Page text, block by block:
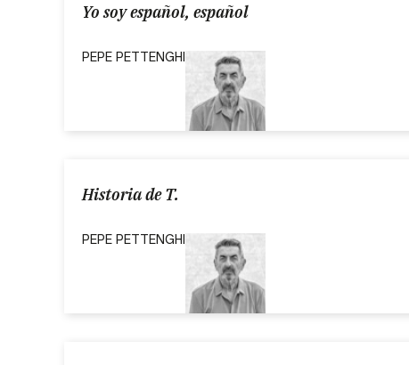
Yo soy español, español
PEPE PETTENGHI
Historia de T.
PEPE PETTENGHI